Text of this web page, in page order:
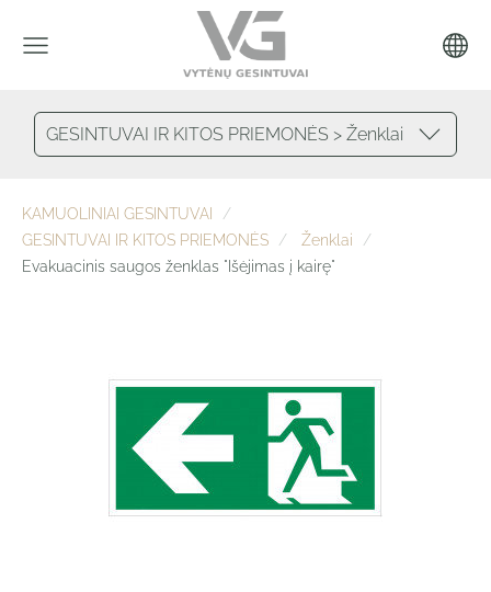
GESINTUVAI IR KITOS PRIEMONĖS > Ženklai
KAMUOLINIAI GESINTUVAI
GESINTUVAI IR KITOS PRIEMONĖS
Ženklai
Evakuacinis saugos ženklas "Išėjimas į kairę"